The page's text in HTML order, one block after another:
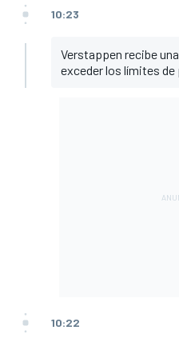
10:23
Verstappen recibe
exceder los límites de
10:22